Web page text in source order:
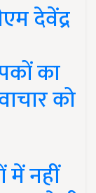
देवेंद्र
का
को
नहीं